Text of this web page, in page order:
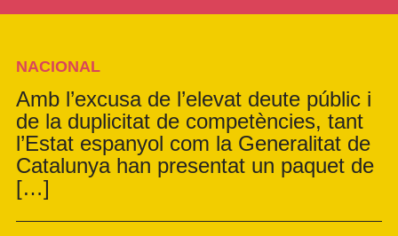
NACIONAL
Amb l’excusa de l’elevat deute públic i
de la duplicitat de competències, tant
l’Estat espanyol com la Generalitat de
Catalunya han presentat un paquet de
[…]